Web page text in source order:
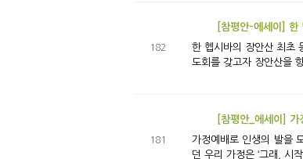
182
[참평안-에세이] 한
한 헵시바의 장안산 최초 등반기 버스는 헤드라이트가 바닥에 드리운 두 개의 부채꼴 빛만을 의지한 채 흑암 속을 내달렸다. 우리는 며칠 후
도회를 갖고자 장안산을
181
[참평안_에세이] 가
가정예배로 인생의 발을 모으신 아빠를 기억하며 “야! 가정예배 드리면 가정 살아나는데
던 우리 가정은 ‘그래, 시